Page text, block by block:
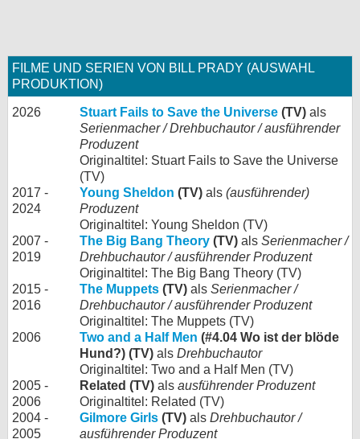
FILME UND SERIEN VON BILL PRADY (AUSWAHL
PRODUKTION)
2026 Stuart Fails to Save the Universe (TV) als
Serienmacher / Drehbuchautor / ausführender
Produzent
Originaltitel: Stuart Fails to Save the Universe
(TV)
2017 -
2024
Young Sheldon (TV) als (ausführender)
Produzent
Originaltitel: Young Sheldon (TV)
2007 -
2019
The Big Bang Theory (TV) als Serienmacher /
Drehbuchautor / ausführender Produzent
Originaltitel: The Big Bang Theory (TV)
2015 -
2016
The Muppets (TV) als Serienmacher /
Drehbuchautor / ausführender Produzent
Originaltitel: The Muppets (TV)
2006
Two and a Half Men (#4.04 Wo ist der blöde
Hund?) (TV) als Drehbuchautor
Originaltitel: Two and a Half Men (TV)
2005 -
2006
Related (TV) als ausführender Produzent
Originaltitel: Related (TV)
2004 -
2005
Gilmore Girls (TV) als Drehbuchautor /
ausführender Produzent